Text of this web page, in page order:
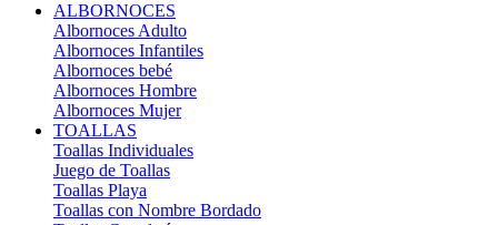
ALBORNOCES
Albornoces Adulto
Albornoces Infantiles
Albornoces bebé
Albornoces Hombre
Albornoces Mujer
TOALLAS
Toallas Individuales
Juego de Toallas
Toallas Playa
Toallas con Nombre Bordado